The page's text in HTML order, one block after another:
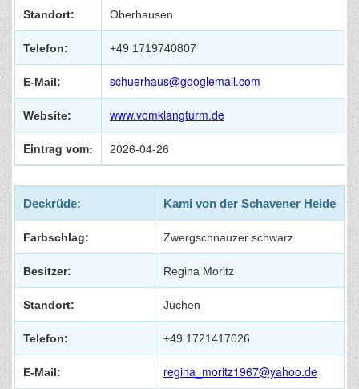
Standort: Oberhausen
Telefon: +49 1719740807
E-Mail: schuerhaus@googlemail.com
Website: www.vomklangturm.de
Eintrag vom: 2026-04-26
Deckrüde: Kami von der Schavener Heide
Farbschlag: Zwergschnauzer schwarz
Besitzer: Regina Moritz
Standort: Jüchen
Telefon: +49 1721417026
E-Mail: regina_moritz1967@yahoo.de